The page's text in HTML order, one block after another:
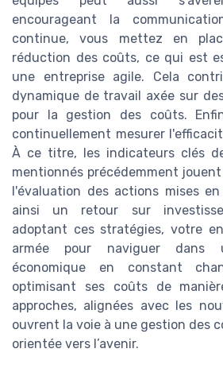
encourageant la
continue, vous mettez en
réduction des coûts, ce qui est
une entreprise agile. Cela
dynamique de travail axée sur
pour la gestion des coûts.
continuellement mesurer
À ce titre, les indicateurs clés
mentionnés précédemment
l'évaluation des actions mises
ainsi un retour sur
adoptant ces stratégies, votre
armée pour naviguer dans
économique en constant
optimisant ses coûts de
approches, alignées avec les
ouvrent la voie à une gestion des
orientée vers l’avenir.